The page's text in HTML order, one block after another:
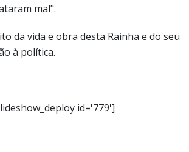
mal".
da vida e obra desta Rainha e do seu
à política.
id='779']